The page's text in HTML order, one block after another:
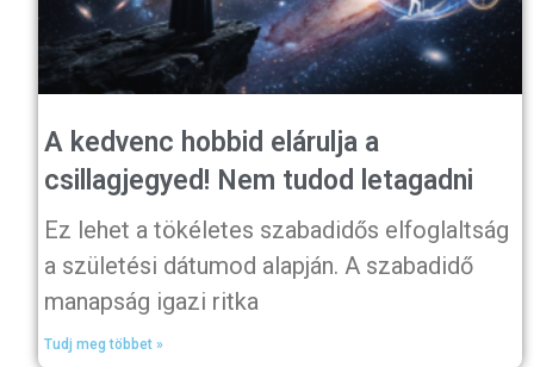
A kedvenc hobbid elárulja a
csillagjegyed! Nem tudod letagadni
Ez lehet a tökéletes szabadidős elfoglaltság
a születési dátumod alapján. A szabadidő
manapság igazi ritka
Tudj meg többet »